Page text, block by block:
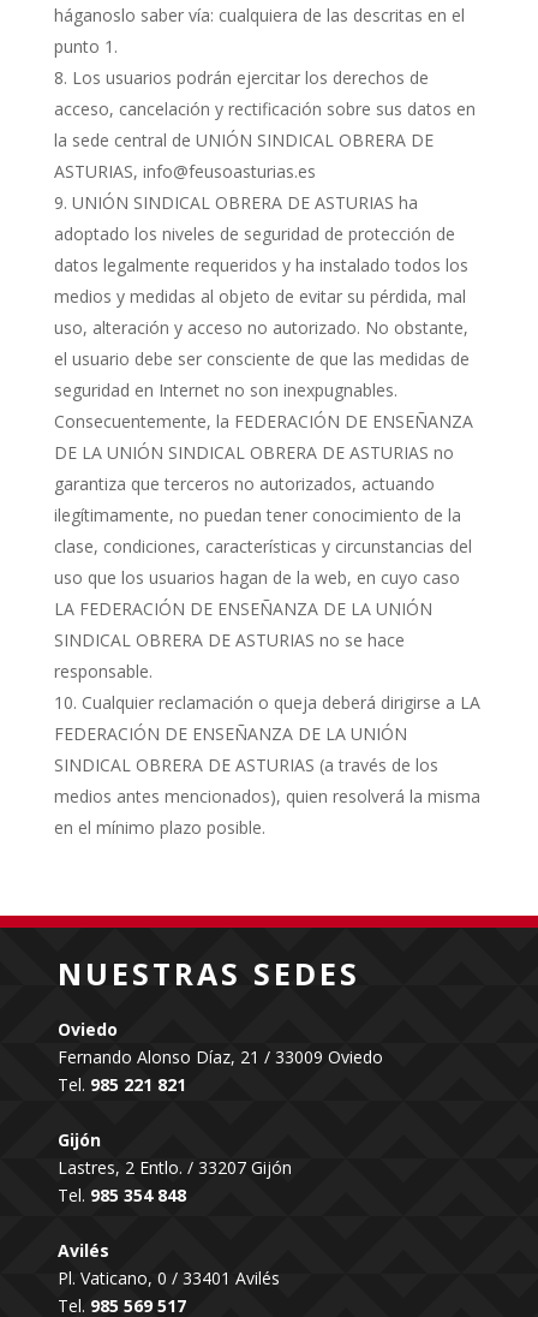
háganoslo saber vía: cualquiera de las descritas en el
punto 1.
Los usuarios podrán ejercitar los derechos de
acceso, cancelación y rectificación sobre sus datos en
la sede central de UNIÓN SINDICAL OBRERA DE
ASTURIAS, info@feusoasturias.es
UNIÓN SINDICAL OBRERA DE ASTURIAS ha
adoptado los niveles de seguridad de protección de
datos legalmente requeridos y ha instalado todos los
medios y medidas al objeto de evitar su pérdida, mal
uso, alteración y acceso no autorizado. No obstante,
el usuario debe ser consciente de que las medidas de
seguridad en Internet no son inexpugnables.
Consecuentemente, la FEDERACIÓN DE ENSEÑANZA
DE LA UNIÓN SINDICAL OBRERA DE ASTURIAS no
garantiza que terceros no autorizados, actuando
ilegítimamente, no puedan tener conocimiento de la
clase, condiciones, características y circunstancias del
uso que los usuarios hagan de la web, en cuyo caso
LA FEDERACIÓN DE ENSEÑANZA DE LA UNIÓN
SINDICAL OBRERA DE ASTURIAS no se hace
responsable.
Cualquier reclamación o queja deberá dirigirse a LA
FEDERACIÓN DE ENSEÑANZA DE LA UNIÓN
SINDICAL OBRERA DE ASTURIAS (a través de los
medios antes mencionados), quien resolverá la misma
en el mínimo plazo posible.
NUESTRAS SEDES
Oviedo
Fernando Alonso Díaz, 21 / 33009 Oviedo
Tel. 985 221 821
Gijón
Lastres, 2 Entlo. / 33207 Gijón
Tel. 985 354 848
Avilés
Pl. Vaticano, 0 / 33401 Avilés
Tel. 985 569 517